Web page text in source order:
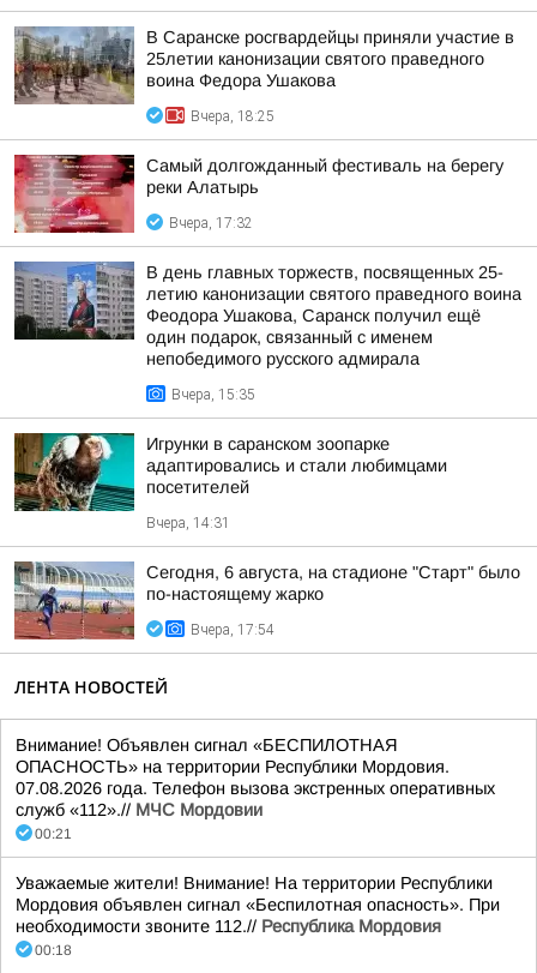
В Саранске росгвардейцы приняли участие в
25летии канонизации святого праведного
воина Федора Ушакова
Вчера, 18:25
Самый долгожданный фестиваль на берегу
реки Алатырь
Вчера, 17:32
В день главных торжеств, посвященных 25-
летию канонизации святого праведного воина
Феодора Ушакова, Саранск получил ещё
один подарок, связанный с именем
непобедимого русского адмирала
Вчера, 15:35
Игрунки в саранском зоопарке
адаптировались и стали любимцами
посетителей
Вчера, 14:31
Сегодня, 6 августа, на стадионе "Старт" было
по-настоящему жарко
Вчера, 17:54
ЛЕНТА НОВОСТЕЙ
Внимание! Объявлен сигнал «БЕСПИЛОТНАЯ
ОПАСНОСТЬ» на территории Республики Мордовия.
07.08.2026 года. Телефон вызова экстренных оперативных
служб «112».// МЧС Мордовии
00:21
Уважаемые жители! Внимание! На территории Республики
Мордовия объявлен сигнал «Беспилотная опасность». При
необходимости звоните 112.// Республика Мордовия
00:18